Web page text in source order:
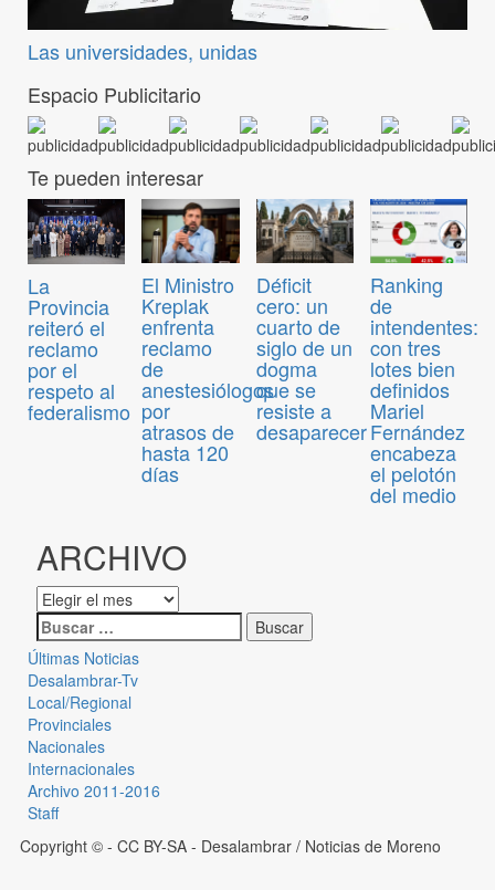
Las universidades, unidas
Espacio Publicitario
Te pueden interesar
La
Provincia
reiteró el
reclamo
por el
respeto al
federalismo
El Ministro
Kreplak
enfrenta
reclamo
de
anestesiólogos
por
atrasos de
hasta 120
días
Déficit
cero: un
cuarto de
siglo de un
dogma
que se
resiste a
desaparecer
Ranking
de
intendentes:
con tres
lotes bien
definidos
Mariel
Fernández
encabeza
el pelotón
del medio
ARCHIVO
Últimas Noticias
Desalambrar-Tv
Local/Regional
Provinciales
Nacionales
Internacionales
Archivo 2011-2016
Staff
Copyright © - CC BY-SA - Desalambrar / Noticias de Moreno